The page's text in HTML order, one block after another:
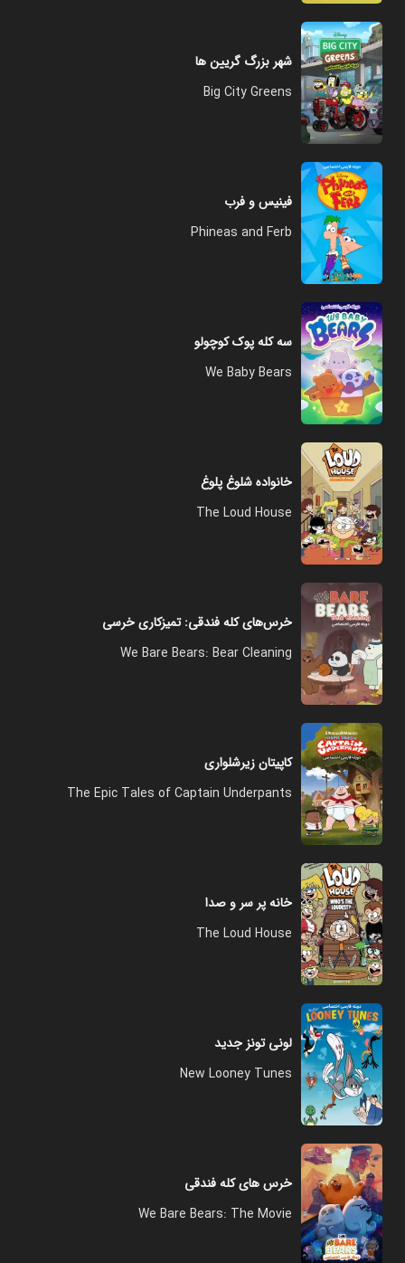
شهر بزرگ گریین ها
Big City Greens
فینیس و فرب
Phineas and Ferb
سه کله پوک کوچولو
We Baby Bears
خانواده شلوغ پلوغ
The Loud House
خرس‌های کله فندقی: تمیزکاری خرسی
We Bare Bears: Bear Cleaning
کاپیتان زیرشلواری
The Epic Tales of Captain Underpants
خانه پر سر و صدا
The Loud House
لونی تونز جدید
New Looney Tunes
خرس‌ های کله فندقی
We Bare Bears: The Movie